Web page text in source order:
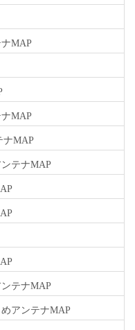
MAP
MAP
ナMAP
テナMAP
テナMAP
アンテナMAP